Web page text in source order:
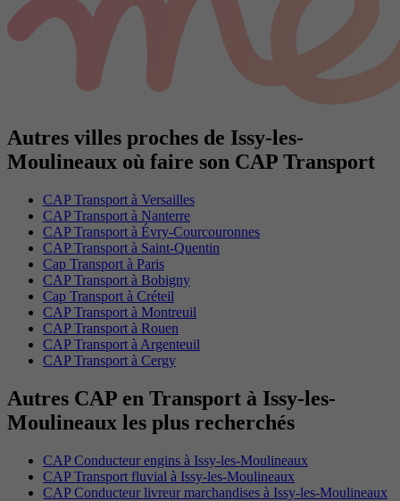
Autres villes proches de Issy-les-
Moulineaux où faire son CAP Transport
CAP Transport à Versailles
CAP Transport à Nanterre
CAP Transport à Évry-Courcouronnes
CAP Transport à Saint-Quentin
Cap Transport à Paris
CAP Transport à Bobigny
Cap Transport à Créteil
CAP Transport à Montreuil
CAP Transport à Rouen
CAP Transport à Argenteuil
CAP Transport à Cergy
Autres CAP en Transport à Issy-les-
Moulineaux les plus recherchés
CAP Conducteur engins à Issy-les-Moulineaux
CAP Transport fluvial à Issy-les-Moulineaux
CAP Conducteur livreur marchandises à Issy-les-Moulineaux